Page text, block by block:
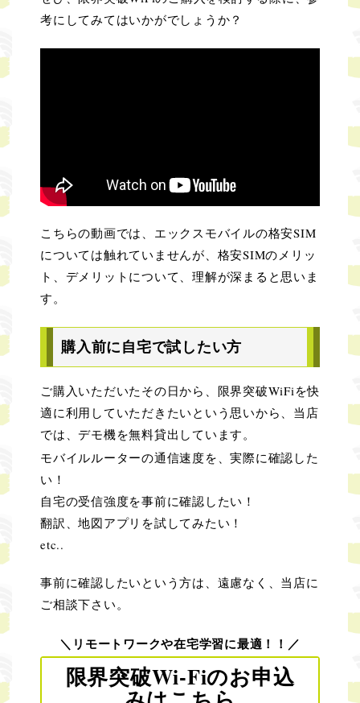
考にしてみてはいかがでしょうか？
こちらの動画では、エックスモバイルの格安SIM
については触れていませんが、格安SIMのメリッ
ト、デメリットについて、理解が深まると思いま
す。
購入前に自宅で試したい方
ご購入いただいたその日から、限界突破WiFiを快
適に利用していただきたいという思いから、当店
では、デモ機を無料貸出しています。
モバイルルーターの通信速度を、実際に確認した
い！
自宅の受信強度を事前に確認したい！
翻訳、地図アプリを試してみたい！
etc..
事前に確認したいという方は、遠慮なく、当店に
ご相談下さい。
＼リモートワークや在宅学習に最適！！／
限界突破Wi-Fiのお申込